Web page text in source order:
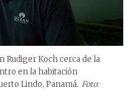
Rudiger Koch cerca de la
en la habitación
Lindo, Panamá. Foto: